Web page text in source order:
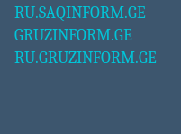
RU.SAQINFORM.GE
GRUZINFORM.GE
RU.GRUZINFORM.GE